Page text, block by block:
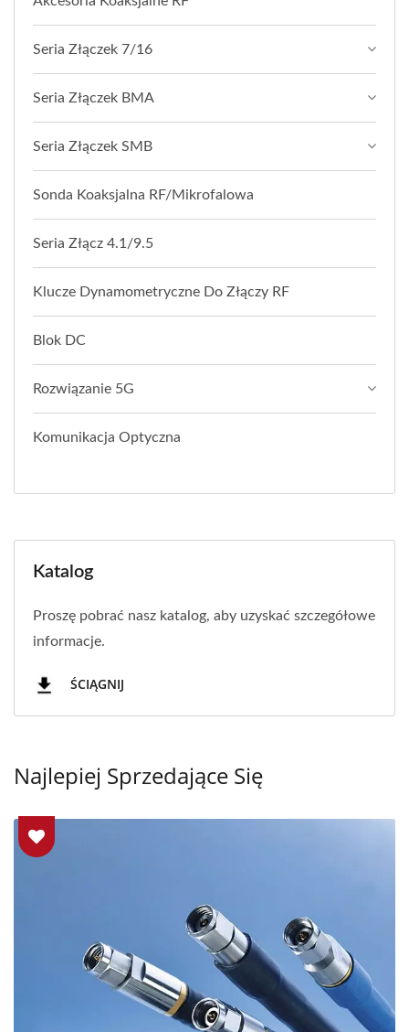
Seria Złączek 7/16
Seria Złączek BMA
Seria Złączek SMB
Sonda Koaksjalna RF/Mikrofalowa
Seria Złącz 4.1/9.5
Klucze Dynamometryczne Do Złączy RF
Blok DC
Rozwiązanie 5G
Komunikacja Optyczna
Katalog
Proszę pobrać nasz katalog, aby uzyskać szczegółowe
informacje.
ŚCIĄGNIJ
Najlepiej Sprzedające Się